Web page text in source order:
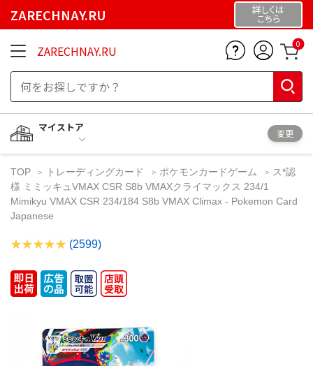
ZARECHNAY.RU 詳しくは
こちら
ZARECHNAY.RU 0
マイストア
変更
TOP トレーディングカード ポケモンカードゲーム
ス*認
様 ミミッキュVMAX CSR S8b VMAXクライマックス 234/1
Mimikyu VMAX CSR 234/184 S8b VMAX Climax - Pokemon Card
Japanese
(2599)